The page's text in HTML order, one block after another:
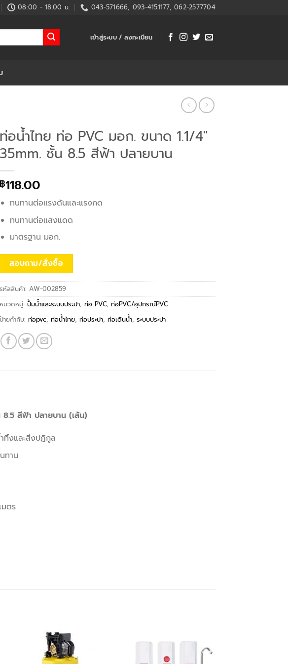
08:00 - 18.00 น. 043-571666, 093-4151177, 062-2577704
เข้าสู่ระบบ / ลงทะเบียน
ท่อน้ำไทย ท่อ PVC มอก. ขนาด 1.1/4″
35mm. ชั้น 8.5 สีฟ้า ปลายบาน
฿118.00
ทนทานต่อแรงดันและแรงกด
ทนทานต่อแสงแดด
มาตรฐาน มอก.
สอบถาม/สั่งซื้อ
รหัสสินค้า:AW-002859
หมวดหมู่:ปั้มน้ำและระบบประปา,ท่อ PVC,ท่อPVC/อุปกรณ์PVC
ป้ายกำกับ:ท่อpvc,ท่อน้ำไทย,ท่อประปา,ท่อเดินน้ำ,ระบบประปา
สีฟ้า ปลายบาน (เส้น)
ทิ้งและสิ่งปฏิกูล
ทาน
มตร